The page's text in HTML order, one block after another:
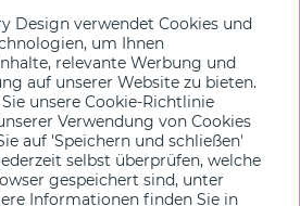
Ja bitte!
Design verwendet Cookies und
um Ihnen
relevante Werbung und
auf unserer Website zu bieten.
unsere Cookie-Richtlinie
Verwendung von Cookies
auf 'Speichern und schließen'
selbst überprüfen, welche
gespeichert sind, unter
Informationen finden Sie in